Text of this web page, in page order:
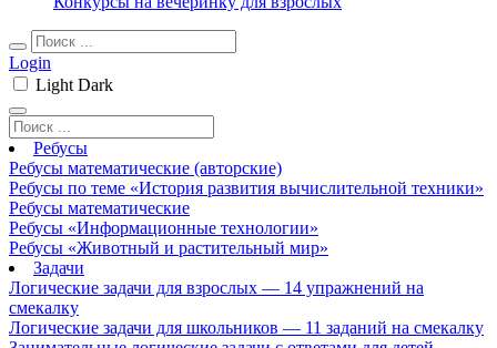
Login
Light Dark
Ребусы
Ребусы математические (авторские)
Ребусы по теме «История развития вычислительной техники»
Ребусы математические
Ребусы «Информационные технологии»
Ребусы «Животный и растительный мир»
Задачи
Логические задачи для взрослых — 14 упражнений на
смекалку
Логические задачи для школьников — 11 заданий на смекалку